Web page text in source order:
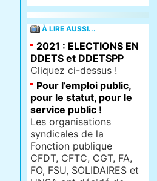
À LIRE AUSSI...
2021 : ELECTIONS EN
DDETS et DDETSPP
Cliquez ci-dessus !
Pour l’emploi public,
pour le statut, pour le
service public !
Les organisations
syndicales de la
Fonction publique
CFDT, CFTC, CGT, FA,
FO, FSU, SOLIDAIRES et